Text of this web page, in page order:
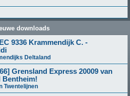
downloads
9336 Krammendijk C. -
Deltaland
Grensland Express 20009 van
Bentheim!
Twentelijnen